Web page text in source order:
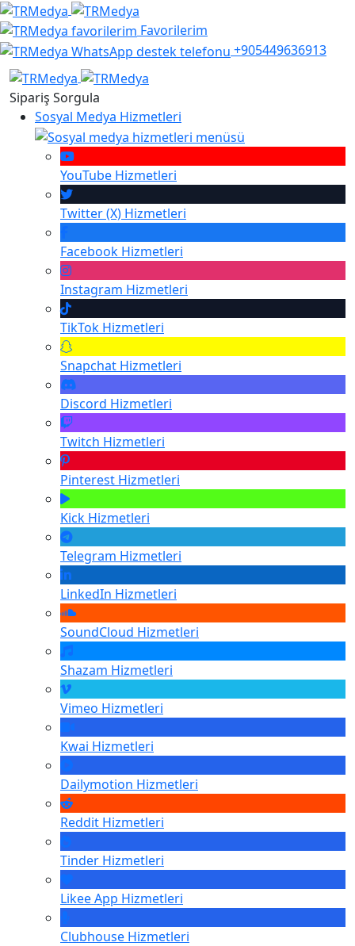
Favorilerim
+905449636913
Sipariş Sorgula
Sosyal Medya Hizmetleri
YouTube Hizmetleri
Twitter (X) Hizmetleri
Facebook Hizmetleri
Instagram Hizmetleri
TikTok Hizmetleri
Snapchat Hizmetleri
Discord Hizmetleri
Twitch Hizmetleri
Pinterest Hizmetleri
Kick Hizmetleri
Telegram Hizmetleri
LinkedIn Hizmetleri
SoundCloud Hizmetleri
Shazam Hizmetleri
Vimeo Hizmetleri
Kwai Hizmetleri
Dailymotion Hizmetleri
Reddit Hizmetleri
Tinder Hizmetleri
Likee App Hizmetleri
Clubhouse Hizmetleri